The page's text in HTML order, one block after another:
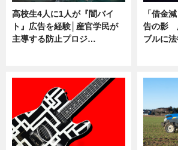
高校生4人に1人が『闇バイ
ト』広告を経験│産官学民が
主導する防止プロジ…
「借金
告の影
ブルに